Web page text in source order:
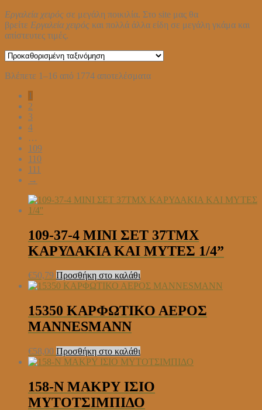
Εργαλεία χειρός σε μεγάλη ποικιλία. Στο site μας θα
βρείτε Εργαλεία χειρός και πολλά άλλα είδη σε μεγάλη γκάμα και
απίστευτες τιμές.
Βλέπετε 1–16 από 1774 αποτελέσματα
1
2
3
4
…
109
110
111
→
109-37-4 ΜΙΝΙ ΣΕΤ 37ΤΜΧ
ΚΑΡΥΔΑΚΙΑ ΚΑΙ ΜΥΤΕΣ 1/4”
€50,79 Προσθήκη στο καλάθι
15350 ΚΑΡΦΩΤΙΚΟ ΑΕΡΟΣ
MANNESMANN
€58,00 Προσθήκη στο καλάθι
158-Ν ΜΑΚΡΥ ΙΣΙΟ
ΜΥΤΟΤΣΙΜΠΙΔΟ